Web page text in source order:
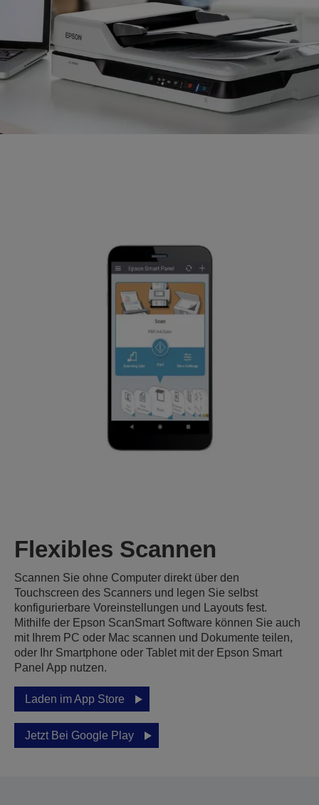
Flexibles Scannen
Scannen Sie ohne Computer direkt über den
Touchscreen des Scanners und legen Sie selbst
konfigurierbare Voreinstellungen und Layouts fest.
Mithilfe der Epson ScanSmart Software können Sie auch
mit Ihrem PC oder Mac scannen und Dokumente teilen,
oder Ihr Smartphone oder Tablet mit der Epson Smart
Panel App nutzen.
Laden im App Store
Jetzt Bei Google Play